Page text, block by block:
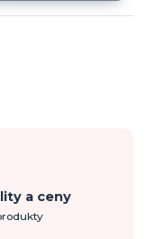
a ceny